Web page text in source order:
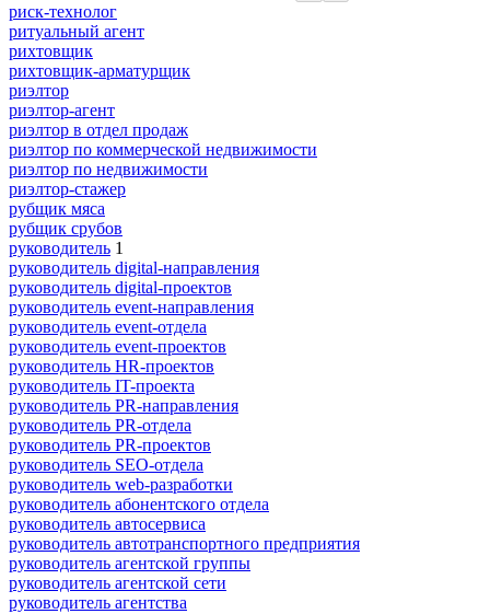
риск-технолог
ритуальный агент
рихтовщик
рихтовщик-арматурщик
риэлтор
риэлтор-агент
риэлтор в отдел продаж
риэлтор по коммерческой недвижимости
риэлтор по недвижимости
риэлтор-стажер
рубщик мяса
рубщик срубов
руководитель 1
руководитель digital-направления
руководитель digital-проектов
руководитель event-направления
руководитель event-отдела
руководитель event-проектов
руководитель HR-проектов
руководитель IT-проекта
руководитель PR-направления
руководитель PR-отдела
руководитель PR-проектов
руководитель SEO-отдела
руководитель web-разработки
руководитель абонентского отдела
руководитель автосервиса
руководитель автотранспортного предприятия
руководитель агентской группы
руководитель агентской сети
руководитель агентства